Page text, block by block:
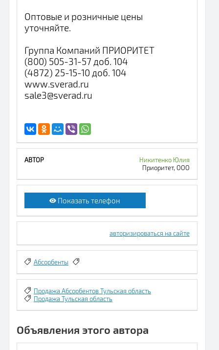
Оптовые и розничные цены
уточняйте.
Группа Компаний ПРИОРИТЕТ
(800) 505-31-57 доб. 104
(4872) 25-15-10 доб. 104
www.sverad.ru
sale3@sverad.ru
Никитенко Юлия
Приоритет, ООО
Показать телефон
авторизироваться на сайте
Абсорбенты
Продажа Абсорбентов Тульская область
Продажа Тульская область
Объявления этого автора